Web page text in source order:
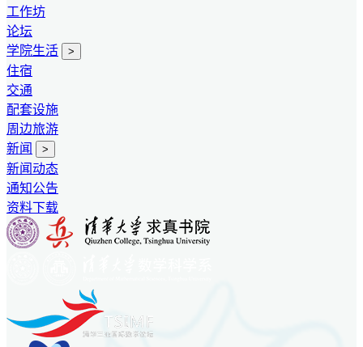
工作坊
论坛
学院生活
>
住宿
交通
配套设施
周边旅游
新闻
>
新闻动态
通知公告
资料下载